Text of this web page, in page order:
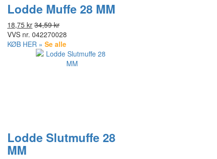
Lodde Muffe 28 MM
18,75 kr 34,59 kr
VVS nr. 042270028
KØB HER » Se alle
Lodde Slutmuffe 28
MM